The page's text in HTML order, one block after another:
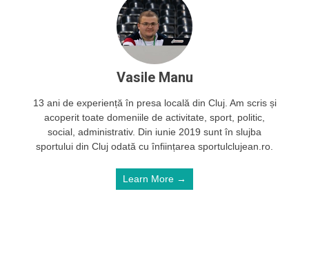
Vasile Manu
13 ani de experiență în presa locală din Cluj. Am scris și
acoperit toate domeniile de activitate, sport, politic,
social, administrativ. Din iunie 2019 sunt în slujba
sportului din Cluj odată cu înființarea sportulclujean.ro.
Learn More →